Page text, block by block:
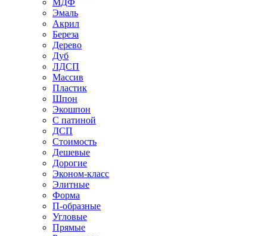
МДФ
Эмаль
Акрил
Береза
Дерево
Дуб
ЛДСП
Массив
Пластик
Шпон
Экошпон
С патиной
ДСП
Стоимость
Дешевые
Дорогие
Эконом-класс
Элитные
Форма
П-образные
Угловые
Прямые